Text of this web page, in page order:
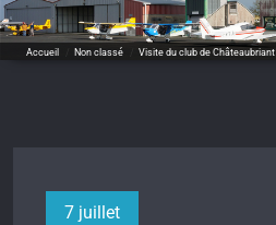
Accueil Non classé Visite du club de Châteaubriant
7 juillet